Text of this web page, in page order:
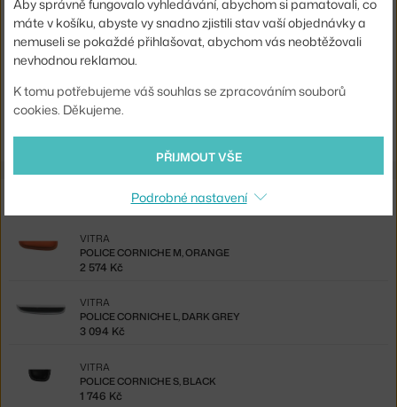
Materiál:
ASA plast
Kód produktu VIT-21506105
EAN
4055737996818
Ste zo Slovenska? Prejdite na
POLICE CORNICHE M, ORANGE
VITRA
2 574 Kč
POLICE CORNICHE L, DARK GREY
VITRA
3 094 Kč
POLICE CORNICHE S, BLACK
VITRA
1 746 Kč
Aby správně fungovalo vyhledávání, abychom si pamatovali, co
máte v košíku, abyste vy snadno zjistili stav vaší objednávky a
nemuseli se pokaždé přihlašovat, abychom vás neobtěžovali
nevhodnou reklamou.
K tomu potřebujeme váš souhlas se zpracováním souborů
cookies. Děkujeme.
PŘIJMOUT VŠE
Podrobné nastavení